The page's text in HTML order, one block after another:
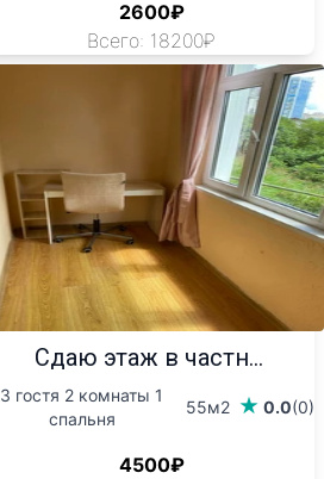
2600₽
Всего: 18200₽
Сдаю этаж в частн...
3 гостя 2 комнаты 1
спальня
55м2 0.0(0)
4500₽